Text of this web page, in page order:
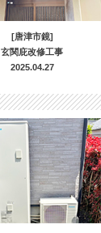
[唐津市鏡]
玄関庇改修工事
2025.04.27